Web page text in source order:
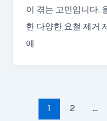
이 겪는 고민입니다.
한 다양한 요철 제거
에
1 2 …